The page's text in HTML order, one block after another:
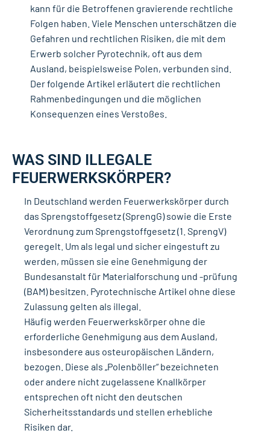
kann für die Betroffenen gravierende rechtliche
Folgen haben. Viele Menschen unterschätzen die
Gefahren und rechtlichen Risiken, die mit dem
Erwerb solcher Pyrotechnik, oft aus dem
Ausland, beispielsweise Polen, verbunden sind.
Der folgende Artikel erläutert die rechtlichen
Rahmenbedingungen und die möglichen
Konsequenzen eines Verstoßes.
WAS SIND ILLEGALE
FEUERWERKSKÖRPER?
In Deutschland werden Feuerwerkskörper durch
das Sprengstoffgesetz (SprengG) sowie die Erste
Verordnung zum Sprengstoffgesetz (1. SprengV)
geregelt. Um als legal und sicher eingestuft zu
werden, müssen sie eine Genehmigung der
Bundesanstalt für Materialforschung und -prüfung
(BAM) besitzen. Pyrotechnische Artikel ohne diese
Zulassung gelten als illegal.
Häufig werden Feuerwerkskörper ohne die
erforderliche Genehmigung aus dem Ausland,
insbesondere aus osteuropäischen Ländern,
bezogen. Diese als „Polenböller“ bezeichneten
oder andere nicht zugelassene Knallkörper
entsprechen oft nicht den deutschen
Sicherheitsstandards und stellen erhebliche
Risiken dar.